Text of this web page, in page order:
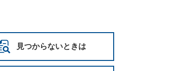
見つからないときは